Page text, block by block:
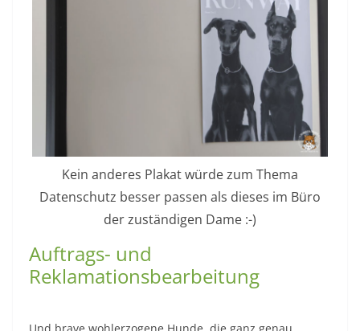
Kein anderes Plakat würde zum Thema
Datenschutz besser passen als dieses im Büro
der zuständigen Dame :-)
Auftrags- und
Reklamationsbearbeitung